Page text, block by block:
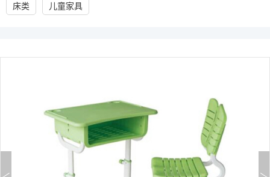
床类 儿童家具